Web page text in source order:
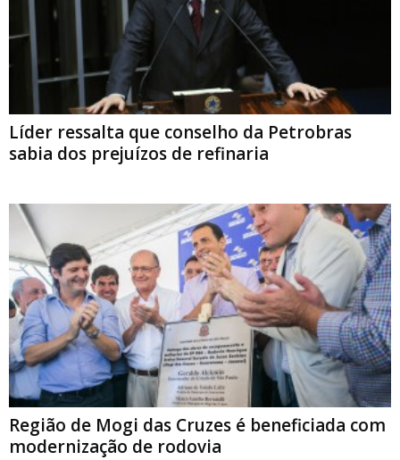
Líder ressalta que conselho da Petrobras
sabia dos prejuízos de refinaria
Região de Mogi das Cruzes é beneficiada com
modernização de rodovia